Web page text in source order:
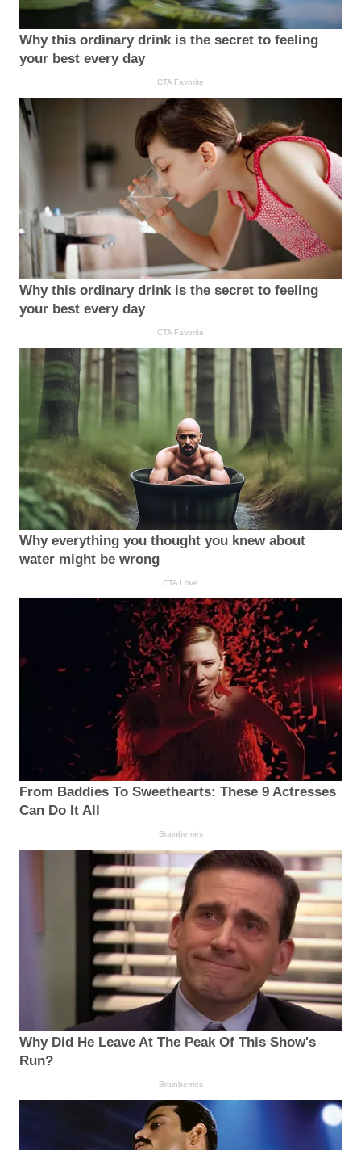
Why this ordinary drink is the secret to feeling
your best every day
CTA Favorite
Why this ordinary drink is the secret to feeling
your best every day
CTA Favorite
Why everything you thought you knew about
water might be wrong
CTA Love
From Baddies To Sweethearts: These 9 Actresses
Can Do It All
Brainberries
Why Did He Leave At The Peak Of This Show's
Run?
Brainberries